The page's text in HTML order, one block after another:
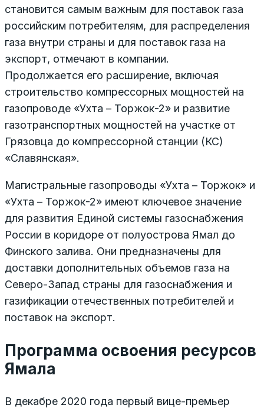
становится самым важным для поставок газа
российским потребителям, для распределения
газа внутри страны и для поставок газа на
экспорт, отмечают в компании.
Продолжается его расширение, включая
строительство компрессорных мощностей на
газопроводе «Ухта – Торжок-2» и развитие
газотранспортных мощностей на участке от
Грязовца до компрессорной станции (КС)
«Славянская».
Магистральные газопроводы «Ухта – Торжок» и
«Ухта – Торжок-2» имеют ключевое значение
для развития Единой системы газоснабжения
России в коридоре от полуострова Ямал до
Финского залива. Они предназначены для
доставки дополнительных объемов газа на
Северо-Запад страны для газоснабжения и
газификации отечественных потребителей и
поставок на экспорт.
Программа освоения ресурсов
Ямала
В декабре 2020 года первый вице-премьер